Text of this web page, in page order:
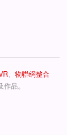
物聯網整合
品。